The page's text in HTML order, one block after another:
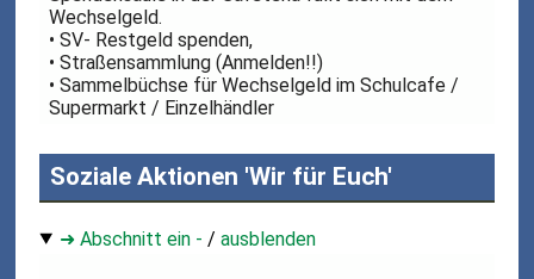
Wechselgeld.
• SV- Restgeld spenden,
• Straßensammlung (Anmelden!!)
• Sammelbüchse für Wechselgeld im Schulcafe /
Supermarkt / Einzelhändler
Soziale Aktionen 'Wir für Euch'
➜ Abschnitt ein - /ausblenden